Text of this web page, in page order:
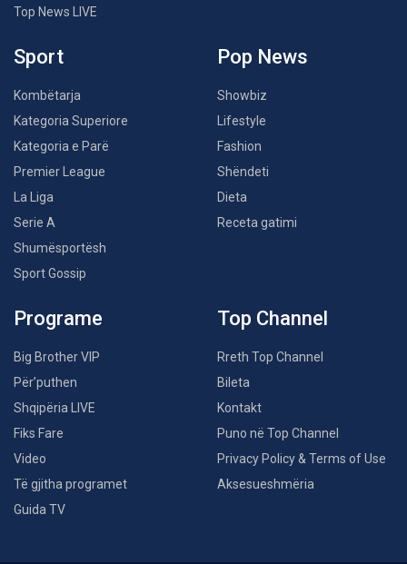
Top News LIVE
Sport
Kombëtarja
Kategoria Superiore
Kategoria e Parë
Premier League
La Liga
Serie A
Shumësportësh
Sport Gossip
Pop News
Showbiz
Lifestyle
Fashion
Shëndeti
Dieta
Receta gatimi
Programe
Big Brother VIP
Për’puthen
Shqipëria LIVE
Fiks Fare
Video
Të gjitha programet
Guida TV
Top Channel
Rreth Top Channel
Bileta
Kontakt
Puno në Top Channel
Privacy Policy & Terms of Use
Aksesueshmëria